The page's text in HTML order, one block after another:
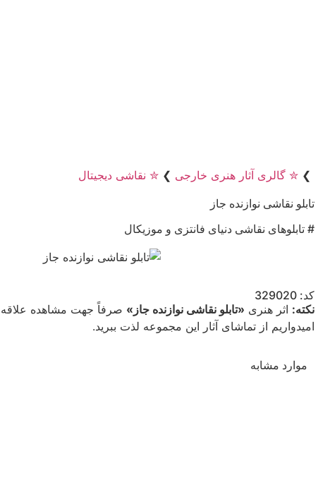
❯ ✮ گالری آثار هنری خارجی ❯ ✮ نقاشی دیجیتال
تابلو نقاشی نوازنده جاز
# تابلوهای نقاشی دنیای فانتزی و موزیکال
کد: 329020
نکته: اثر هنری «تابلو نقاشی نوازنده جاز» صرفاً جهت مشاهده
امیدواریم از تماشای آثار این مجموعه لذت ببرید.
موارد مشابه